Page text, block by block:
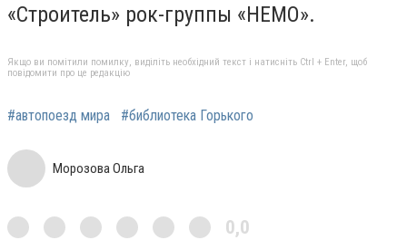
«Строитель» рок-группы «НЕМО».
Якщо ви помітили помилку, виділіть необхідний текст і натисніть Ctrl + Enter, щоб
повідомити про це редакцію
#автопоезд мира #библиотека Горького
Морозова Ольга
0,0